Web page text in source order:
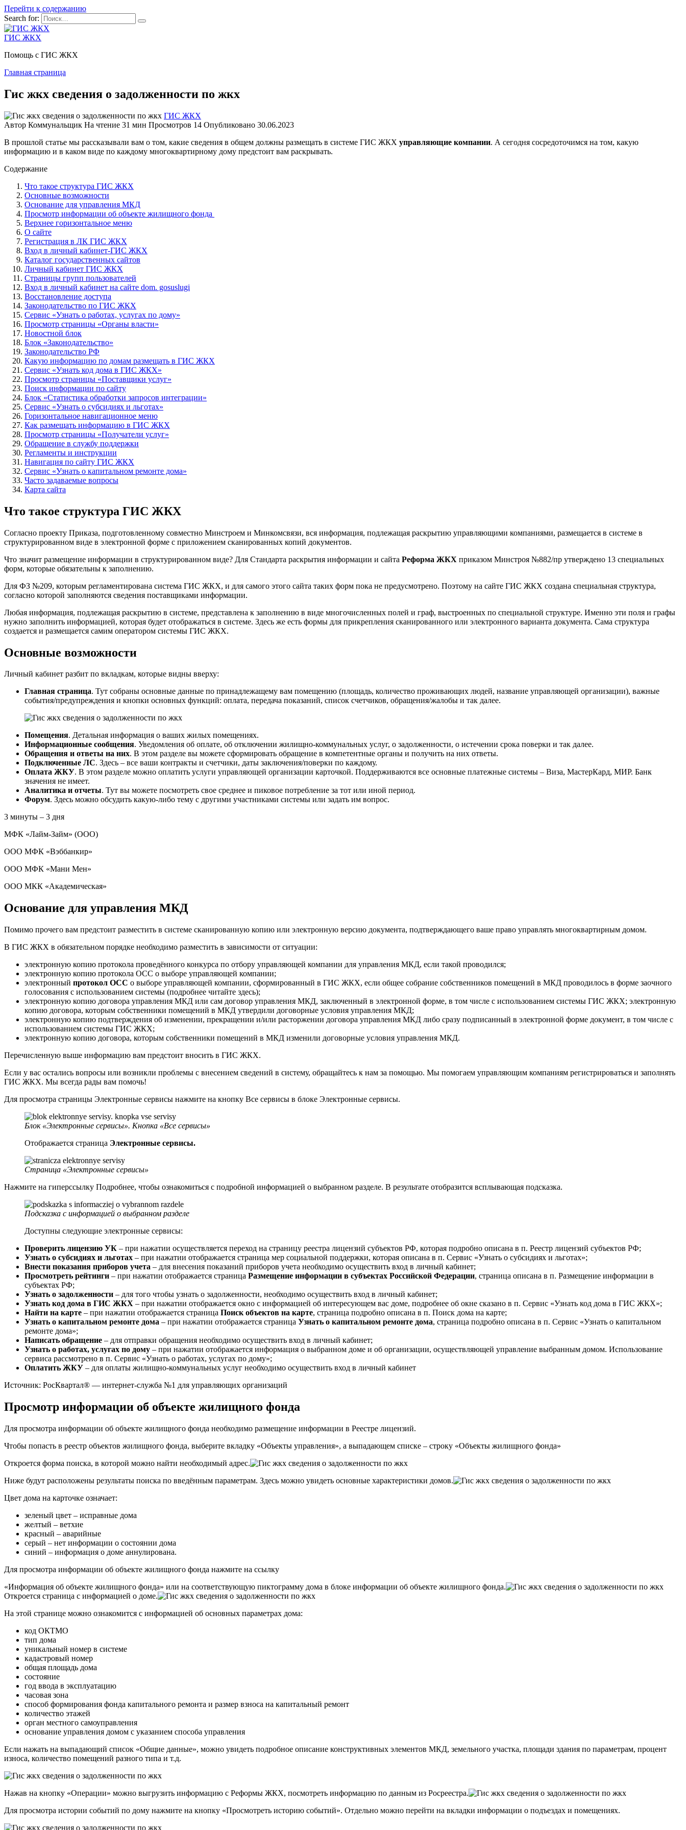
Перейти к содержанию
Search for:
ГИС ЖКХ
Помощь с ГИС ЖКХ
Главная страница
Гис жкх сведения о задолженности по жкх
ГИС ЖКХ
Автор Коммунальщик На чтение 31 мин Просмотров 14 Опубликовано 30.06.2023
В прошлой статье мы рассказывали вам о том, какие сведения в общем должны размещать в системе ГИС ЖКХ управляющие компании. А сегодня сосредоточимся на том, какую
информацию и в каком виде по каждому многоквартирному дому предстоит вам раскрывать.
Содержание
Что такое структура ГИС ЖКХ
Основные возможности
Основание для управления МКД
Просмотр информации об объекте жилищного фонда
Верхнее горизонтальное меню
О сайте
Регистрация в ЛК ГИС ЖКХ
Вход в личный кабинет-ГИС ЖКХ
Каталог государственных сайтов
Личный кабинет ГИС ЖКХ
Страницы групп пользователей
Вход в личный кабинет на сайте dom. gosuslugi
Восстановление доступа
Законодательство по ГИС ЖКХ
Сервис «Узнать о работах, услугах по дому»
Просмотр страницы «Органы власти»
Новостной блок
Блок «Законодательство»
Законодательство РФ
Какую информацию по домам размещать в ГИС ЖКХ
Сервис «Узнать код дома в ГИС ЖКХ»
Просмотр страницы «Поставщики услуг»
Поиск информации по сайту
Блок «Статистика обработки запросов интеграции»
Сервис «Узнать о субсидиях и льготах»
Горизонтальное навигационное меню
Как размещать информацию в ГИС ЖКХ
Просмотр страницы «Получатели услуг»
Обращение в службу поддержки
Регламенты и инструкции
Навигация по сайту ГИС ЖКХ
Сервис «Узнать о капитальном ремонте дома»
Часто задаваемые вопросы
Карта сайта
Что такое структура ГИС ЖКХ
Согласно проекту Приказа, подготовленному совместно Минстроем и Минкомсвязи, вся информация, подлежащая раскрытию управляющими компаниями, размещается в системе в
структурированном виде в электронной форме с приложением сканированных копий документов.
Что значит размещение информации в структурированном виде? Для Стандарта раскрытия информации и сайта Реформа ЖКХ приказом Минстроя №882/пр утверждено 13 специальных
форм, которые обязательны к заполнению.
Для ФЗ №209, которым регламентирована система ГИС ЖКХ, и для самого этого сайта таких форм пока не предусмотрено. Поэтому на сайте ГИС ЖКХ создана специальная структура,
согласно которой заполняются сведения поставщиками информации.
Любая информация, подлежащая раскрытию в системе, представлена к заполнению в виде многочисленных полей и граф, выстроенных по специальной структуре. Именно эти поля и графы
нужно заполнить информацией, которая будет отображаться в системе. Здесь же есть формы для прикрепления сканированного или электронного варианта документа. Сама структура
создается и размещается самим оператором системы ГИС ЖКХ.
Основные возможности
Личный кабинет разбит по вкладкам, которые видны вверху:
Главная страница. Тут собраны основные данные по принадлежащему вам помещению (площадь, количество проживающих людей, название управляющей организации), важные
события/предупреждения и кнопки основных функций: оплата, передача показаний, список счетчиков, обращения/жалобы и так далее.
Помещения. Детальная информация о ваших жилых помещениях.
Информационные сообщения. Уведомления об оплате, об отключении жилищно-коммунальных услуг, о задолженности, о истечении срока поверки и так далее.
Обращения и ответы на них. В этом разделе вы можете сформировать обращение в компетентные органы и получить на них ответы.
Подключенные ЛС. Здесь – все ваши контракты и счетчики, даты заключения/поверки по каждому.
Оплата ЖКУ. В этом разделе можно оплатить услуги управляющей организации карточкой. Поддерживаются все основные платежные системы – Виза, МастерКард, МИР. Банк
значения не имеет.
Аналитика и отчеты. Тут вы можете посмотреть свое среднее и пиковое потребление за тот или иной период.
Форум. Здесь можно обсудить какую-либо тему с другими участниками системы или задать им вопрос.
3 минуты – 3 дня
МФК «Лайм-Займ» (ООО)
ООО МФК «Вэббанкир»
ООО МФК «Мани Мен»
ООО МКК «Академическая»
Основание для управления МКД
Помимо прочего вам предстоит разместить в системе сканированную копию или электронную версию документа, подтверждающего ваше право управлять многоквартирным домом.
В ГИС ЖКХ в обязательном порядке необходимо разместить в зависимости от ситуации:
электронную копию протокола проведённого конкурса по отбору управляющей компании для управления МКД, если такой проводился;
электронную копию протокола ОСС о выборе управляющей компании;
электронный протокол ОСС о выборе управляющей компании, сформированный в ГИС ЖКХ, если общее собрание собственников помещений в МКД проводилось в форме заочного
голосования с использованием системы (подробнее читайте здесь);
электронную копию договора управления МКД или сам договор управления МКД, заключенный в электронной форме, в том числе с использованием системы ГИС ЖКХ; электронную
копию договора, которым собственники помещений в МКД утвердили договорные условия управления МКД;
электронную копию подтверждения об изменении, прекращении и/или расторжении договора управления МКД либо сразу подписанный в электронной форме документ, в том числе с
использованием системы ГИС ЖКХ;
электронную копию договора, которым собственники помещений в МКД изменили договорные условия управления МКД.
Перечисленную выше информацию вам предстоит вносить в ГИС ЖКХ.
Если у вас остались вопросы или возникли проблемы с внесением сведений в систему, обращайтесь к нам за помощью. Мы помогаем управляющим компаниям регистрироваться и заполнять
ГИС ЖКХ. Мы всегда рады вам помочь!
Для просмотра страницы Электронные сервисы нажмите на кнопку Все сервисы в блоке Электронные сервисы.
Блок «Электронные сервисы». Кнопка «Все сервисы»
Отображается страница Электронные сервисы.
Страница «Электронные сервисы»
Нажмите на гиперссылку Подробнее, чтобы ознакомиться с подробной информацией о выбранном разделе. В результате отобразится всплывающая подсказка.
Подсказка с информацией о выбранном разделе
Доступны следующие электронные сервисы:
Проверить лицензию УК – при нажатии осуществляется переход на страницу реестра лицензий субъектов РФ, которая подробно описана в п. Реестр лицензий субъектов РФ;
Узнать о субсидиях и льготах – при нажатии отображается страница мер социальной поддержки, которая описана в п. Сервис «Узнать о субсидиях и льготах»;
Внести показания приборов учета – для внесения показаний приборов учета необходимо осуществить вход в личный кабинет;
Просмотреть рейтинги – при нажатии отображается страница Размещение информации в субъектах Российской Федерации, страница описана в п. Размещение информации в
субъектах РФ;
Узнать о задолженности – для того чтобы узнать о задолженности, необходимо осуществить вход в личный кабинет;
Узнать код дома в ГИС ЖКХ – при нажатии отображается окно с информацией об интересующем вас доме, подробнее об окне сказано в п. Сервис «Узнать код дома в ГИС ЖКХ»;
Найти на карте – при нажатии отображается страница Поиск объектов на карте, страница подробно описана в п. Поиск дома на карте;
Узнать о капитальном ремонте дома – при нажатии отображается страница Узнать о капитальном ремонте дома, страница подробно описана в п. Сервис «Узнать о капитальном
ремонте дома»;
Написать обращение – для отправки обращения необходимо осуществить вход в личный кабинет;
Узнать о работах, услугах по дому – при нажатии отображается информация о выбранном доме и об организации, осуществляющей управление выбранным домом. Использование
сервиса рассмотрено в п. Сервис «Узнать о работах, услугах по дому»;
Оплатить ЖКУ – для оплаты жилищно-коммунальных услуг необходимо осуществить вход в личный кабинет
Источник: РосКвартал® — интернет-служба №1 для управляющих организаций
Просмотр информации об объекте жилищного фонда
Для просмотра информации об объекте жилищного фонда необходимо размещение информации в Реестре лицензий.
Чтобы попасть в реестр объектов жилищного фонда, выберите вкладку «Объекты управления», а выпадающем списке – строку «Объекты жилищного фонда»
Откроется форма поиска, в которой можно найти необходимый адрес.
Ниже будут расположены результаты поиска по введённым параметрам. Здесь можно увидеть основные характеристики домов.
Цвет дома на карточке означает:
зеленый цвет – исправные дома
желтый – ветхие
красный – аварийные
серый – нет информации о состоянии дома
синий – информация о доме аннулирована.
Для просмотра информации об объекте жилищного фонда нажмите на ссылку
«Информация об объекте жилищного фонда» или на соответствующую пиктограмму дома в блоке информации об объекте жилищного фонда.
Откроется страница с информацией о доме.
На этой странице можно ознакомится с информацией об основных параметрах дома:
код ОКТМО
тип дома
уникальный номер в системе
кадастровый номер
общая площадь дома
состояние
год ввода в эксплуатацию
часовая зона
способ формирования фонда капитального ремонта и размер взноса на капитальный ремонт
количество этажей
орган местного самоуправления
основание управления домом с указанием способа управления
Если нажать на выпадающий список «Общие данные», можно увидеть подробное описание конструктивных элементов МКД, земельного участка, площади здания по параметрам, процент
износа, количество помещений разного типа и т.д.
Нажав на кнопку «Операции» можно выгрузить информацию с Реформы ЖКХ, посмотреть информацию по данным из Росреестра.
Для просмотра истории событий по дому нажмите на кнопку «Просмотреть историю событий». Отдельно можно перейти на вкладки информации о подъездах и помещениях.